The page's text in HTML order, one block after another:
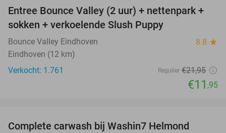
46%
Entree Bounce Valley (2 uur) + nettenpark +
sokken + verkoelende Slush Puppy
Bounce Valley Eindhoven 8.8 star
Eindhoven (12 km)
Verkocht: 1.761
Regulier €21,95
€11 ,95
Complete carwash bij Washin7 Helmond